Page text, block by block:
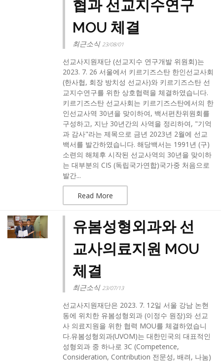
협과 선교지수연구
MOU 체결
최근소식 23/08/01
선교사지원재단 (선교지수 연구개발 위원회)는
2023. 7. 26 서울에서 키르기즈스탄 한인선교사회
(한사협, 회장 방치성 선교사)와 키르기즈스탄 선
교지수연구를 위한 상호협력을 체결하였습니다.​
키르기즈스탄 선교사회는 키르기즈스탄에서의 한
인선교사역 30년을 맞이하여, 백서편찬위원회를
구성하고, 지난 30년간의 사역을 정리하여, "기억
과 감사"라는 제목으로 금년 2023년 2월에 선교
백서를 발간하였습니다. 해당백서는 1991년 (구)
소련의 해체후 시작된 선교사역의 30년을 맞이하
는 대부분의 CIS (독립국가연합)국가중 처음으로
발간...
Read More
유봄성형외과와 선
교사의료지원 MOU
체결
최근소식 23/07/13
선교사지원재단은 2023. 7. 12일 서울 강남 논현
동에 위치한 유봄성형외과 (이정수 원장)와 선교
사 의료지원을 위한 협력 MOU를 체결하였습니
다.​유봄성형외과(UVOM)는 대한민국의 대표적인
성형외과 중 하나로 3C (Competence,
Consideration, Contribution 전문성, 배려, 나눔)